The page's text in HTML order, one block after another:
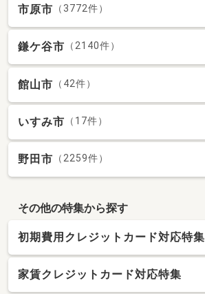
市原市 （3772件）
鎌ケ谷市 （2140件）
館山市 （42件）
いすみ市 （17件）
野田市 （2259件）
その他の特集から探す
初期費用クレジットカード対応特集
家賃クレジットカード対応特集